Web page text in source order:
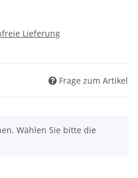
Lieferung
Frage zum Artikel
Wählen Sie bitte die